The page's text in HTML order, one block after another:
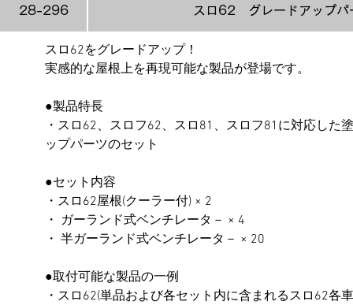
28-296 スロ62 グレードアップパ
スロ62をグレードアップ！
実感的な屋根上を再現可能な製品が登場です。
●製品特長
・スロ62、スロフ62、スロ81、スロフ81に対応した
ップパーツのセット
●セット内容
・スロ62屋根(クーラー付) × 2
・ ガーランド式ベンチレータ－ × 4
・ 半ガーランド式ベンチレータ－ × 20
●取付可能な製品の一例
・スロ62(単品および各セット内に含まれるスロ62各